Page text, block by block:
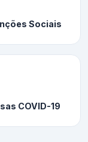
Sociais
COVID-19